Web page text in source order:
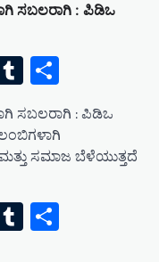
ಸಬಲರಾಗಿ : ಪಿಡಿಒ
Tumblr
ಸಬಲರಾಗಿ : ಪಿಡಿಒ
ಸಮಾಜ ಬೆಳೆಯುತ್ತದೆ
Tumblr